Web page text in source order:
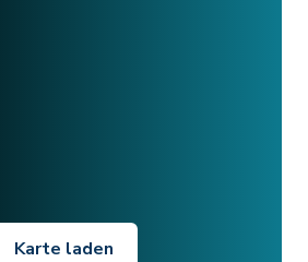
Karte laden